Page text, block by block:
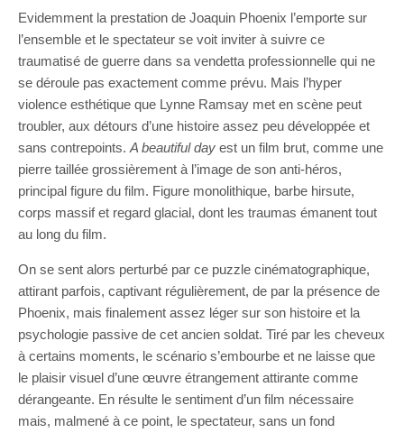
Evidemment la prestation de Joaquin Phoenix l’emporte sur
l’ensemble et le spectateur se voit inviter à suivre ce
traumatisé de guerre dans sa vendetta professionnelle qui ne
se déroule pas exactement comme prévu. Mais l’hyper
violence esthétique que Lynne Ramsay met en scène peut
troubler, aux détours d’une histoire assez peu développée et
sans contrepoints. A beautiful day est un film brut, comme une
pierre taillée grossièrement à l’image de son anti-héros,
principal figure du film. Figure monolithique, barbe hirsute,
corps massif et regard glacial, dont les traumas émanent tout
au long du film.
On se sent alors perturbé par ce puzzle cinématographique,
attirant parfois, captivant régulièrement, de par la présence de
Phoenix, mais finalement assez léger sur son histoire et la
psychologie passive de cet ancien soldat. Tiré par les cheveux
à certains moments, le scénario s’embourbe et ne laisse que
le plaisir visuel d’une œuvre étrangement attirante comme
dérangeante. En résulte le sentiment d’un film nécessaire
mais, malmené à ce point, le spectateur, sans un fond